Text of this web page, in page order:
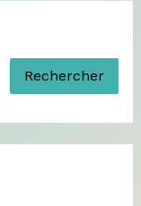
Rechercher